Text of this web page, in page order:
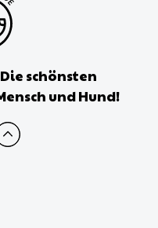
schönsten
und Hund!